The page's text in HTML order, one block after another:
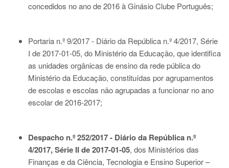
concedidos no ano de 2016 à Ginásio Clube Português;
Portaria n.º 9/2017 - Diário da República n.º 4/2017, Série
I de 2017-01-05, do Ministério da Educação, que identifica
as unidades orgânicas de ensino da rede pública do
Ministério da Educação, constituídas por agrupamentos
de escolas e escolas não agrupadas a funcionar no ano
escolar de 2016-2017;
Despacho n.º 252/2017 - Diário da República n.º
4/2017, Série II de 2017-01-05, dos Ministérios das
Finanças e da Ciência, Tecnologia e Ensino Superior –